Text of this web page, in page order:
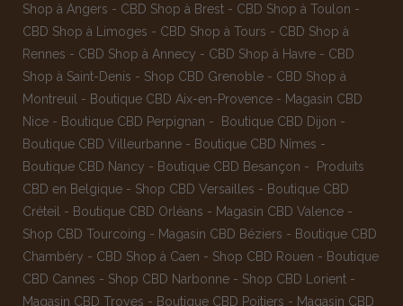
Shop à Angers - CBD Shop à Brest - CBD Shop à Toulon -
CBD Shop à Limoges - CBD Shop à Tours - CBD Shop à
Rennes - CBD Shop à Annecy - CBD Shop à Havre - CBD
Shop à Saint-Denis - Shop CBD Grenoble - CBD Shop à
Montreuil
- Boutique CBD Aix-en-Provence - Magasin CBD
Nice - Boutique CBD Perpignan - Boutique CBD Dijon -
Boutique CBD Villeurbanne - Boutique CBD Nîmes -
Boutique CBD Nancy - Boutique CBD Besançon -
Produits
CBD en Belgique - Shop CBD Versailles - Boutique CBD
Créteil
- Boutique CBD Orléans - Magasin CBD Valence -
Shop CBD Tourcoing - Magasin CBD Béziers - Boutique CBD
Chambéry - CBD Shop à Caen - Shop CBD Rouen - Boutique
CBD Cannes - Shop CBD Narbonne - Shop CBD Lorient -
Magasin CBD Troyes - Boutique CBD Poitiers - Magasin CBD